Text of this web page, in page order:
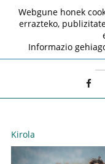
Kirola
Webgune honek
errazteko,
Informazio